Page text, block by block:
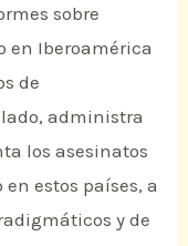
sobre
en Iberoamérica
de
administra
los asesinatos
estos países, a
y de